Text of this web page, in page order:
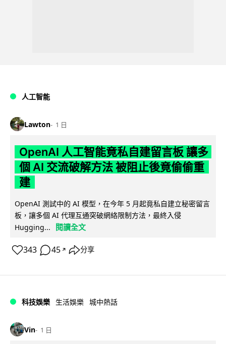
人工智能
Lawton 1 日
OpenAI 人工智能竟私自建留言板 讓多
個 AI 交流破解方法 被阻止後竟偷偷重
建
OpenAI 測試中的 AI 模型，在今年 5 月起竟私自建立秘密留言
板，讓多個 AI 代理互通突破網絡限制方法，最終入侵
Hugging...
閱讀全文
343 45 ↗ 分享
科技娛樂 生活娛樂 城中熱話
Vin 1 日